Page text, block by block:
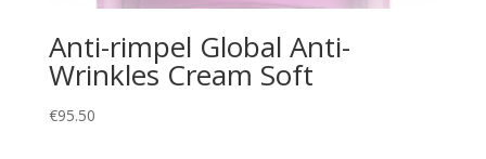
Anti-rimpel Global Anti-
Wrinkles Cream Soft
€95.50